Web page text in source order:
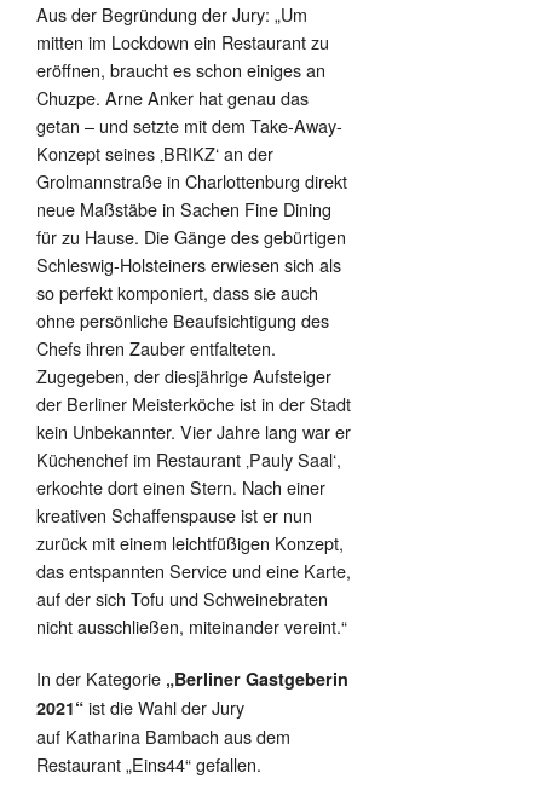
Aus der Begründung der Jury: „Um
mitten im Lockdown ein Restaurant zu
eröffnen, braucht es schon einiges an
Chuzpe. Arne Anker hat genau das
getan – und setzte mit dem Take-Away-
Konzept seines ‚BRIKZ‘ an der
Grolmannstraße in Charlottenburg direkt
neue Maßstäbe in Sachen Fine Dining
für zu Hause. Die Gänge des gebürtigen
Schleswig-Holsteiners erwiesen sich als
so perfekt komponiert, dass sie auch
ohne persönliche Beaufsichtigung des
Chefs ihren Zauber entfalteten.
Zugegeben, der diesjährige Aufsteiger
der Berliner Meisterköche ist in der Stadt
kein Unbekannter. Vier Jahre lang war er
Küchenchef im Restaurant ‚Pauly Saal‘,
erkochte dort einen Stern. Nach einer
kreativen Schaffenspause ist er nun
zurück mit einem leichtfüßigen Konzept,
das entspannten Service und eine Karte,
auf der sich Tofu und Schweinebraten
nicht ausschließen, miteinander vereint.“
In der Kategorie „Berliner Gastgeberin
2021“ ist die Wahl der Jury
auf Katharina Bambach aus dem
Restaurant „Eins44“ gefallen.